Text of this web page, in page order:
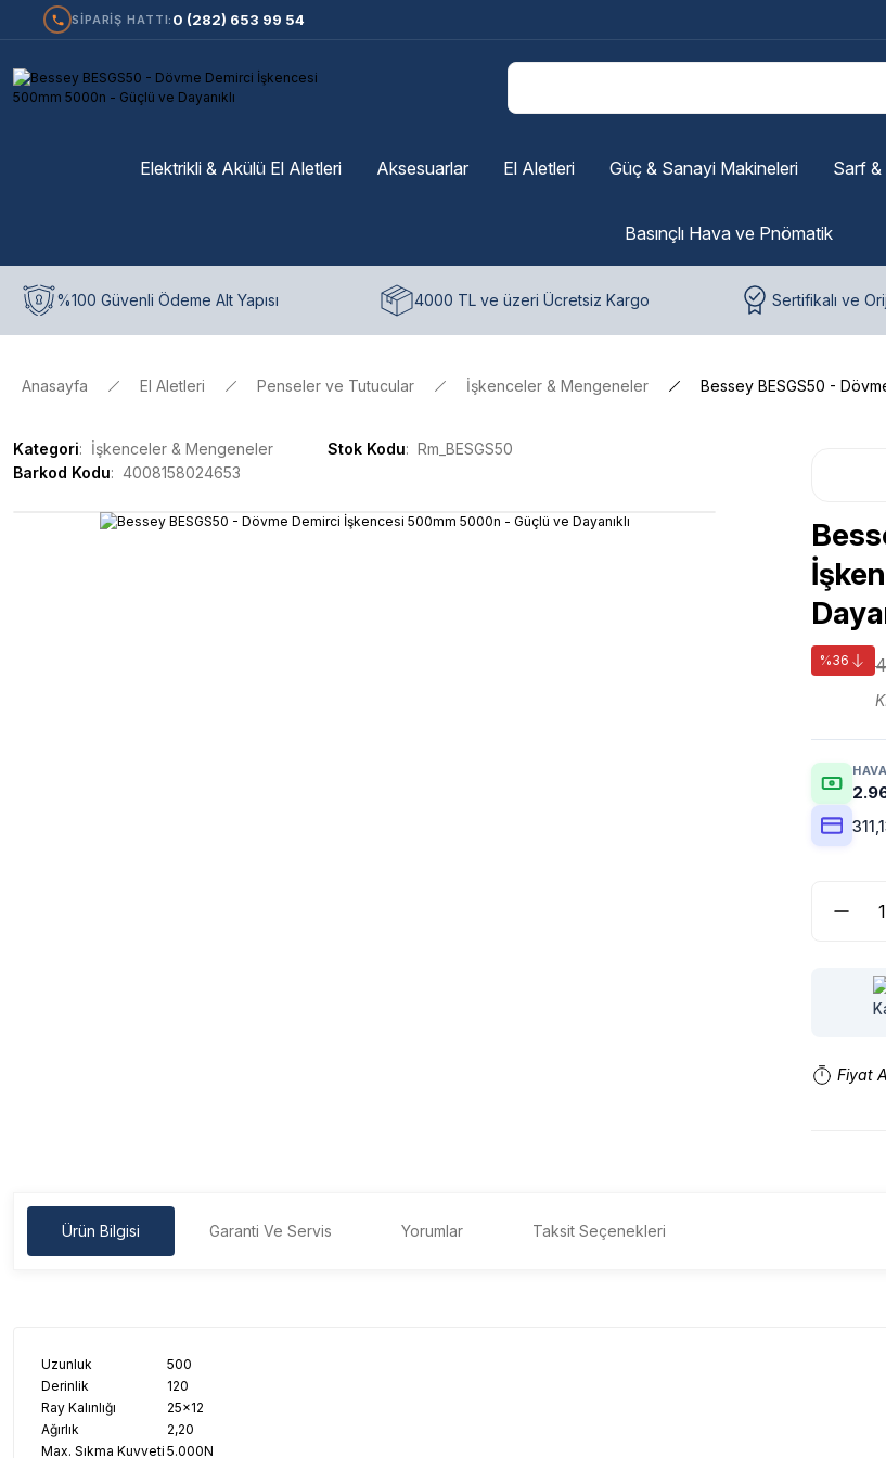
SİPARİŞ HATTI: 0 (282) 653 99 54
Elektrikli & Akülü El Aletleri Aksesuarlar El Aletleri Güç & Sanayi Makineleri Sarf &
Basınçlı Hava ve Pnömatik
%100 Güvenli Ödeme Alt Yapısı 4000 TL ve üzeri Ücretsiz Kargo Sertifikalı ve
Anasayfa El Aletleri Penseler ve Tutucular İşkenceler & Mengeneler Bessey BESGS50 -
Kategori İşkenceler & Mengeneler Stok Kodu
Rm_BESGS50
Barkod Kodu
4008158024653
%36
Fiyat
Ürün Bilgisi Garanti Ve Servis Yorumlar Taksit Seçenekleri
Uzunluk
500
Derinlik
120
Ray Kalınlığı
25x12
Ağırlık
2,20
Max. Sıkma Kuvveti 5.000N